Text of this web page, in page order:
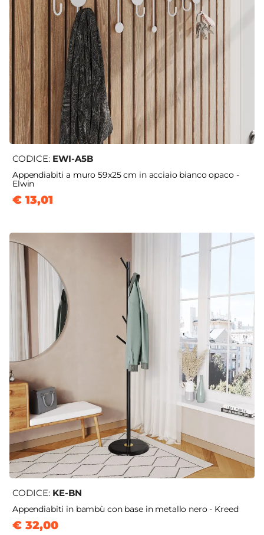
CODICE: EWI-A5B
Appendiabiti a muro 59x25 cm in acciaio bianco opaco -
Elwin
€ 13,01
CODICE: KE-BN
Appendiabiti in bambù con base in metallo nero - Kreed
€ 32,00